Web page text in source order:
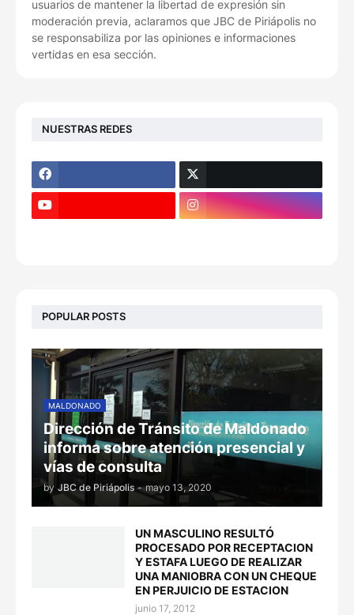
usuarios de mantener la libertad de expresión sin
moderación previa, aclaramos que JBC de Piriápolis no
se responsabiliza por las opiniones e informaciones
vertidas en esa sección.
NUESTRAS REDES
POPULAR POSTS
MALDONADO
Dirección de Tránsito de Maldonado
informa sobre atención presencial y
vías de consulta
by JBC de Piriápolis - mayo 13, 2020
UN MASCULINO RESULTÓ
PROCESADO POR RECEPTACION
Y ESTAFA LUEGO DE REALIZAR
UNA MANIOBRA CON UN CHEQUE
EN PERJUICIO DE ESTACION
junio 17, 2012